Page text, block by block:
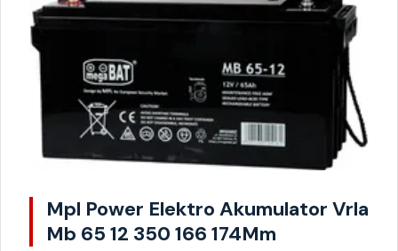
Mpl Power Elektro Akumulator Vrla
Mb 65 12 350 166 174Mm